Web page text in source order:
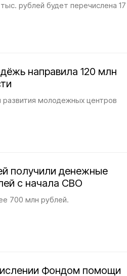
рублей будет перечислена 17
направила 120 млн
молодежных центров
получили денежные
с начала СВО
700 млн рублей.
Фондом помощи